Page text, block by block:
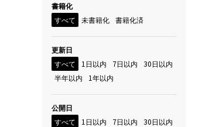
書籍化
すべて
未書籍化 書籍化済
更新日
すべて
1日以内 7日以内
30日以内
半年以内
1年以内
公開日
すべて
1日以内 7日以内
30日以内